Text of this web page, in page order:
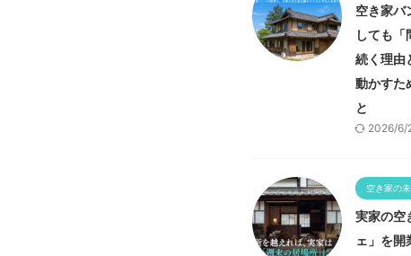
空き家
しても「
続く理由
動かすた
と
2026/6/
空き家の
実家の空
ェ」を